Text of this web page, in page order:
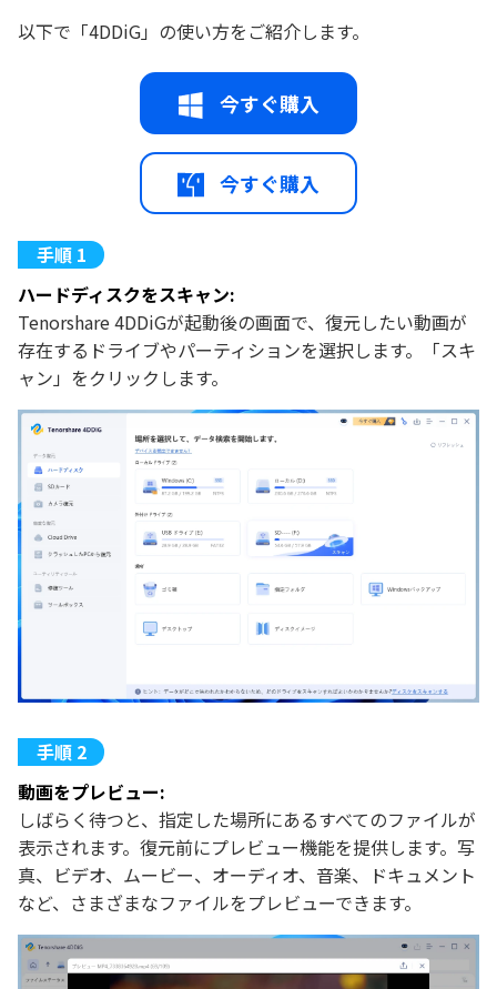
以下で「4DDiG」の使い方をご紹介します。
今すぐ購入
今すぐ購入
ハードディスクをスキャン:
Tenorshare 4DDiGが起動後の画面で、復元したい動画が
存在するドライブやパーティションを選択します。「スキ
ャン」をクリックします。
動画をプレビュー:
しばらく待つと、指定した場所にあるすべてのファイルが
表示されます。復元前にプレビュー機能を提供します。写
真、ビデオ、ムービー、オーディオ、音楽、ドキュメント
など、さまざまなファイルをプレビューできます。